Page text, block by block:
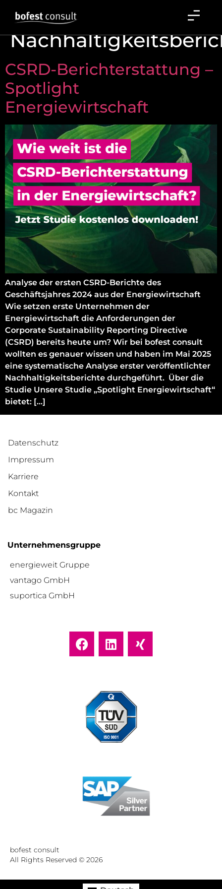
Schlagwort:
CSRD-Berichterstattung –
Spotlight
Energiewirtschaft
Analyse der ersten CSRD-Berichte des
Geschäftsjahres 2024 aus der Energiewirtschaft
Wie setzen erste Unternehmen der
Energiewirtschaft die Anforderungen der
Corporate Sustainability Reporting Directive
(CSRD) bereits heute um? Wir bei bofest consult
wollten es genauer wissen und haben im Mai 2025
eine systematische Analyse erster veröffentlichter
Nachhaltigkeitsberichte durchgeführt. Über die
Studie Unsere Studie „Spotlight Energiewirtschaft“
bietet: […]
Datenschutz
Impressum
Karriere
Kontakt
bc Magazin
Unternehmensgruppe
energieweit Gruppe
vantago GmbH
suportica GmbH
bofest consult
All Rights Reserved © 2026